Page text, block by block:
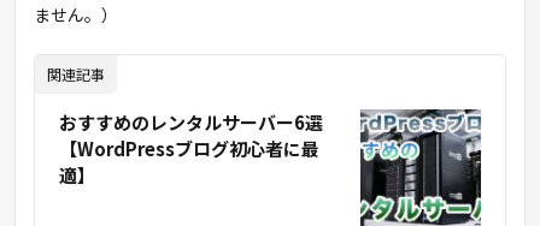
ません。）
関連記事
おすすめのレンタルサーバー6選
【WordPressブログ初心者に最
適】